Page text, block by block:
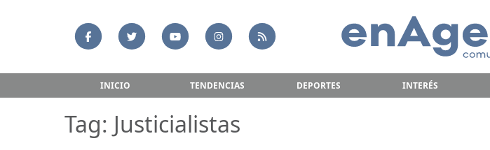
INICIO TENDENCIAS DEPORTES INTERÉS
Tag: Justicialistas